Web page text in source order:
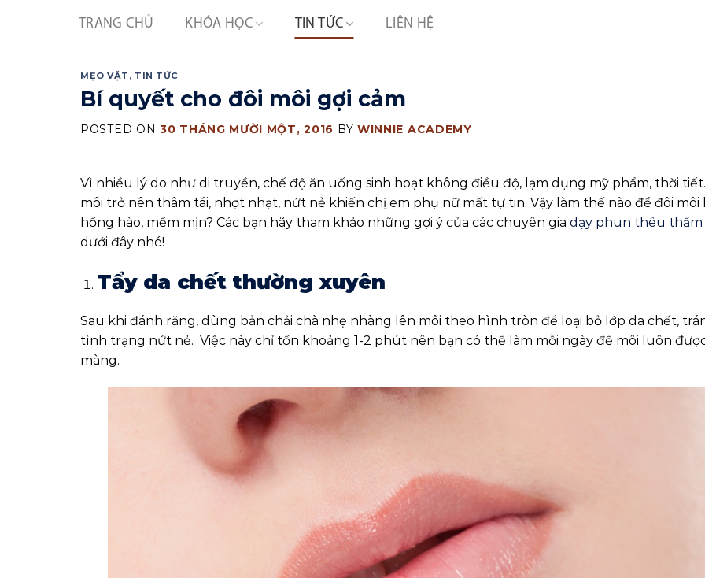
TRANG CHỦ KHÓA HỌC TIN TỨC LIÊN HỆ
MẸO VẶT , TIN TỨC
Bí quyết cho đôi môi gợi cảm
POSTED ON 30 THÁNG MƯỜI MỘT, 2016 BY WINNIE ACADEMY
Vì nhiều lý do như di truyền, chế độ ăn uống sinh hoạt không điều độ, lạm dụng mỹ phẩm, thời
môi trở nên thâm tái, nhợt nhạt, nứt nẻ khiến chị em phụ nữ mất tự tin. Vậy làm thế nào để đôi môi
hồng hào, mềm mịn? Các bạn hãy tham khảo những gợi ý của các chuyên gia dạy phun thêu thẩm
dưới đây nhé!
Tẩy da chết thường xuyên
Sau khi đánh răng, dùng bản chải chà nhẹ nhàng lên môi theo hình tròn để loại bỏ lớp da chết,
tình trạng nứt nẻ. Việc này chỉ tốn khoảng 1-2 phút nên bạn có thể làm mỗi ngày để môi luôn
màng.